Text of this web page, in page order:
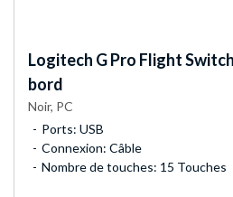
Logitech GPro Flight
bord
Noir, PC
Ports: USB
Connexion: Câble
Nombre de touches: 15 Touches